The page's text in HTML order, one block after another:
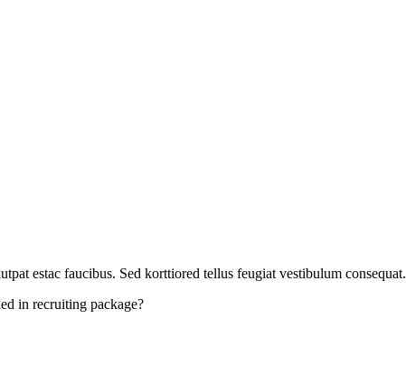
estac faucibus. Sed korttiored tellus feugiat vestibulum consequat.
in recruiting package?